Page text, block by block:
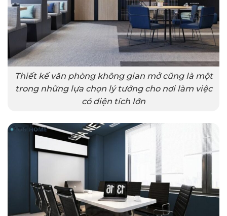
Thiết kế văn phòng không gian mở cũng là một
trong những lựa chọn lý tưởng cho nơi làm việc
có diện tích lớn